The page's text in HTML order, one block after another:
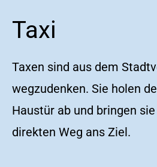
Taxi
Taxen sind aus dem
wegzudenken. Sie holen
Haustür ab und bringen
direkten Weg ans Ziel.